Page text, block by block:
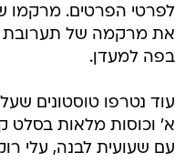
לפרטי הפרטים. מרקמו
את מרקמה של תערובת
בפה למעדן.
עוד נטרפו טוסטונים
א' וכוסות מלאות בסלט
עם שעועית לבנה, עלי